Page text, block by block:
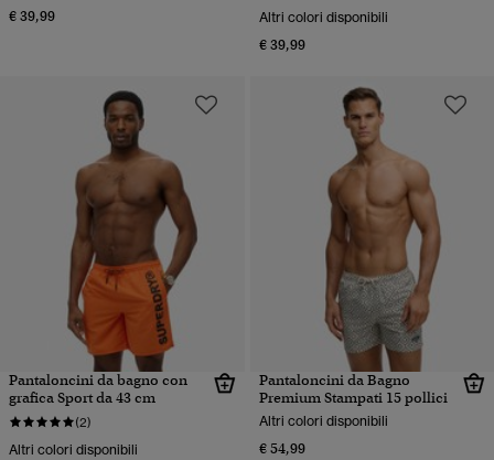
€ 39,99 Altri colori disponibili
€ 39,99
Pantaloncini da bagno con
grafica Sport da 43 cm
(2)
Altri colori disponibili
Pantaloncini da Bagno
Premium Stampati 15 pollici
Altri colori disponibili
€ 54,99